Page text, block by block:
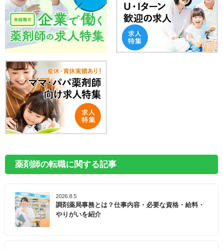
薬剤師の転職に関する記事
2026.8.5
調剤薬局事務とは？仕事内容・必要な資格・給料・
やりがいを紹介